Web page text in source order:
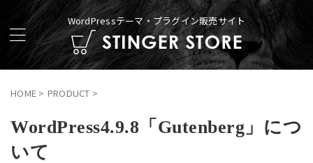
WordPressテーマ・プラグイン販売サイト
HOME > PRODUCT >
WordPress4.9.8「Gutenberg」につ
いて